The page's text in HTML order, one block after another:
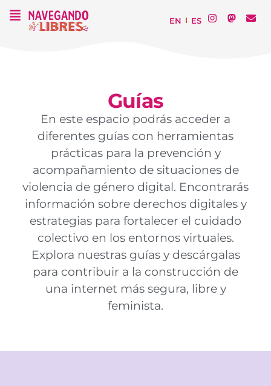
EN ES
Guías
En este espacio podrás acceder a
diferentes guías con herramientas
prácticas para la prevención y
acompañamiento de situaciones de
violencia de género digital. Encontrarás
información sobre derechos digitales y
estrategias para fortalecer el cuidado
colectivo en los entornos virtuales.
Explora nuestras guías y descárgalas
para contribuir a la construcción de
una internet más segura, libre y
feminista.